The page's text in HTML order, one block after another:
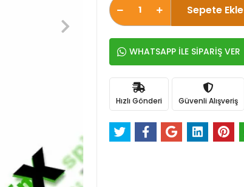
Sepete Ekle
WHATSAPP İLE SİPARİŞ VER
Hızlı Gönderi Güvenli Alışveriş